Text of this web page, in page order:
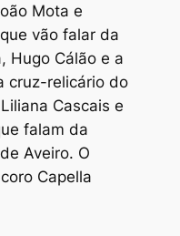
Mota e
vão falar da
Hugo Cálão e a
cruz-relicário do
Cascais e
falam da
Aveiro. O
Capella